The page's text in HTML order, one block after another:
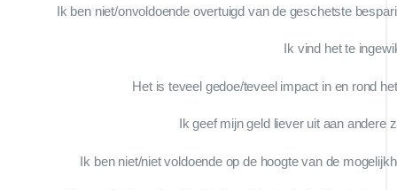
Ik ben niet/onvoldoende overtuigd van de geschetste
Ik vind het te
Het is teveel gedoe/teveel impact in en rond
Ik geef mijn geld liever uit aan andere
Ik ben niet/niet voldoende op de hoogte van de